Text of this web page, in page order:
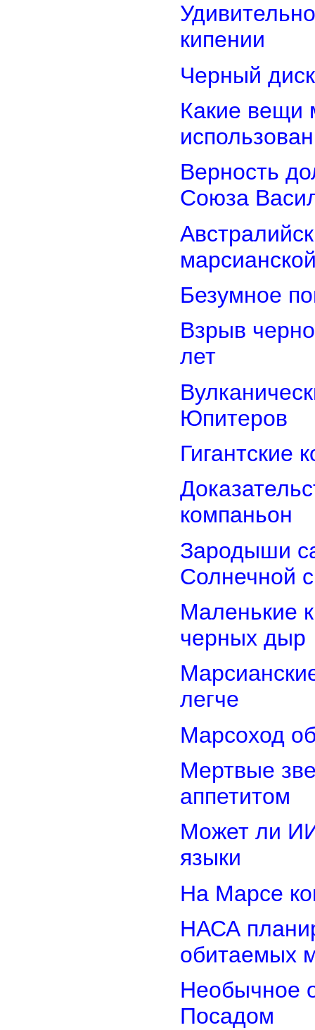
кипении
Черный
Какие вещи
Верность
Союза
Безумное
Взрыв
лет
Юпитеров
Гигантские
компаньон
Зародыши
Солнечной
Маленькие
черных дыр
легче
Марсоход
Мертвые
аппетитом
Может ли
языки
На Марсе
НАСА
обитаемых
Необычное
Посадом